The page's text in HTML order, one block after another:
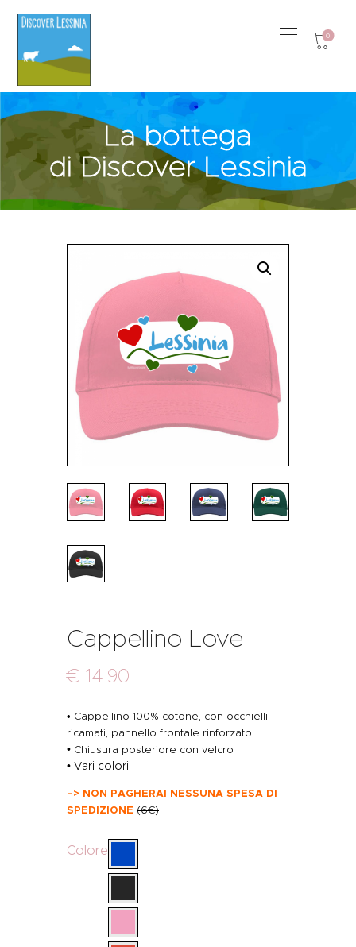
0
La bottega
di Discover Lessinia
Cappellino Love
€ 14.90
• Cappellino 100% cotone, con occhielli
ricamati, pannello frontale rinforzato
• Chiusura posteriore con velcro
• Vari colori
–> NON PAGHERAI NESSUNA SPESA DI
SPEDIZIONE (6€)
Colore